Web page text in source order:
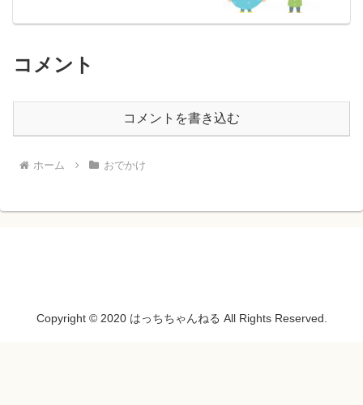
コメント
コメントを書き込む
ホーム おでかけ
Copyright © 2020 はっちちゃんねる All Rights Reserved.